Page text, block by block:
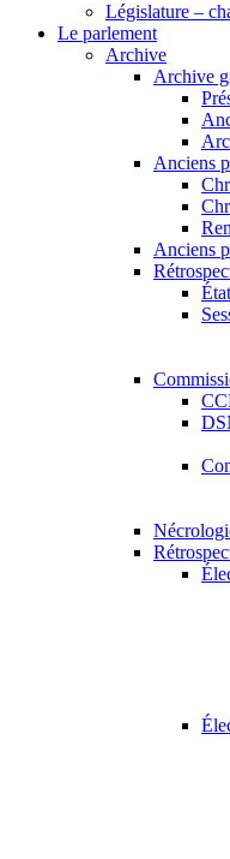
Législature –
Le parlement
Archive
Archive
Anciens
Anciens